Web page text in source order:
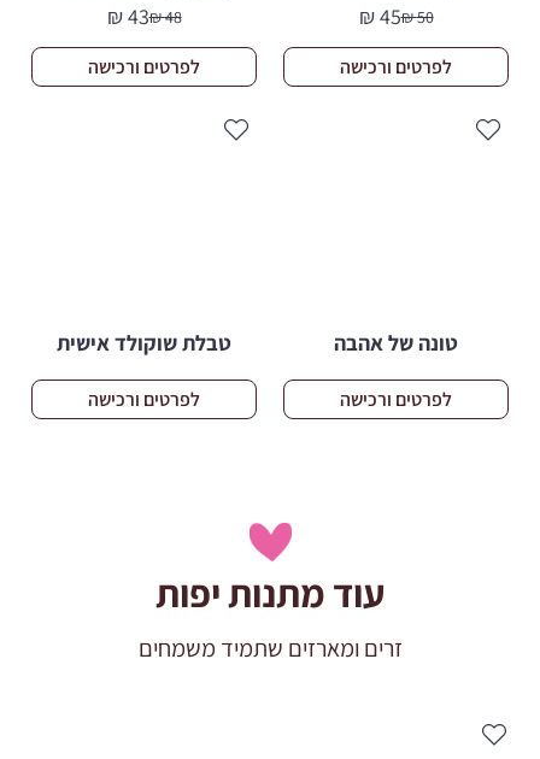
50
₪המחיר
המקורי
היה:
45
₪
המחיר
הנוכחי
הוא:
לפרטים ורכישה
48
₪המחיר
המקורי
היה:
43
₪
המחיר
הנוכחי
הוא:
לפרטים ורכישה
טונה של אהבה
לפרטים ורכישה
טבלת שוקולד אישית
לפרטים ורכישה
עוד מתנות יפות
זרים ומארזים שתמיד משמחים